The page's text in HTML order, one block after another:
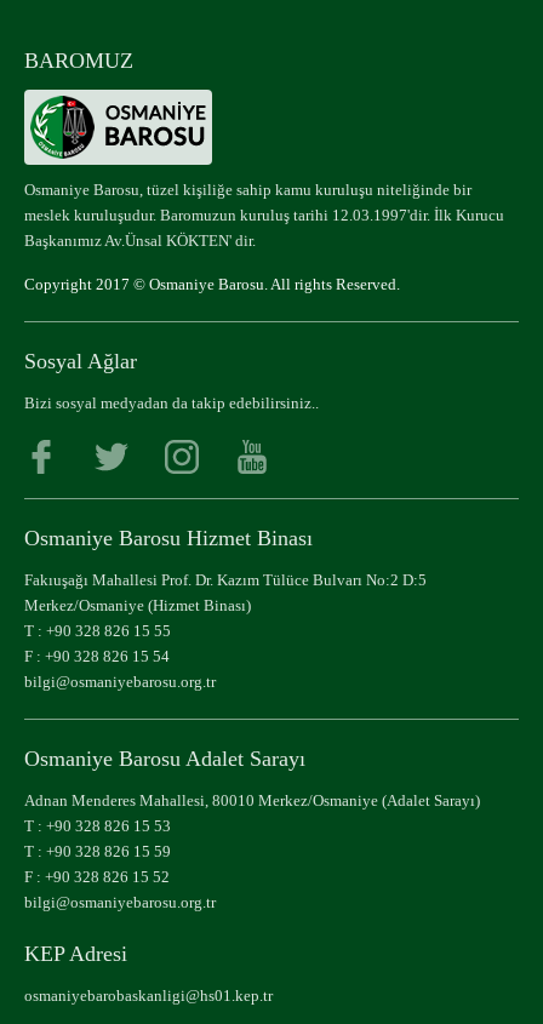
BAROMUZ
Osmaniye Barosu, tüzel kişiliğe sahip kamu kuruluşu niteliğinde bir
meslek kuruluşudur. Baromuzun kuruluş tarihi 12.03.1997'dir. İlk Kurucu
Başkanımız Av.Ünsal KÖKTEN' dir.
Copyright 2017 © Osmaniye Barosu. All rights Reserved.
Sosyal Ağlar
Bizi sosyal medyadan da takip edebilirsiniz..
Osmaniye Barosu Hizmet Binası
Fakıuşağı Mahallesi Prof. Dr. Kazım Tülüce Bulvarı No:2 D:5
Merkez/Osmaniye (Hizmet Binası)
T : +90 328 826 15 55
F : +90 328 826 15 54
bilgi@osmaniyebarosu.org.tr
Osmaniye Barosu Adalet Sarayı
Adnan Menderes Mahallesi, 80010 Merkez/Osmaniye (Adalet Sarayı)
T : +90 328 826 15 53
T : +90 328 826 15 59
F : +90 328 826 15 52
bilgi@osmaniyebarosu.org.tr
KEP Adresi
osmaniyebarobaskanligi@hs01.kep.tr